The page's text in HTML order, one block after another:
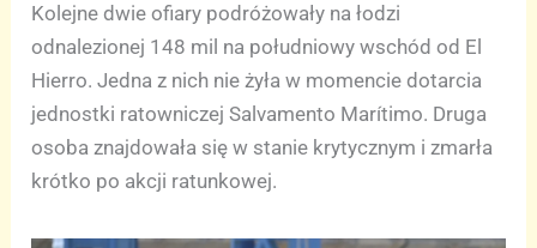
Kolejne dwie ofiary podróżowały na łodzi
odnalezionej 148 mil na południowy wschód od El
Hierro. Jedna z nich nie żyła w momencie dotarcia
jednostki ratowniczej Salvamento Marítimo. Druga
osoba znajdowała się w stanie krytycznym i zmarła
krótko po akcji ratunkowej.